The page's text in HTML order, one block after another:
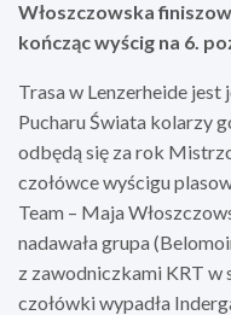
Włoszczowska
kończąc wyścig na 6.
Trasa w Lenzerheide
Pucharu Świata kolarzy
odbędą się za rok
czołówce wyścigu
Team – Maja
nadawała grupa
z zawodniczkami KRT w
czołówki wypadła